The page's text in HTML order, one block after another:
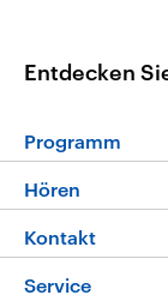
Entdecken
Programm
Programm
Die
Hören
Livestream
Kontakt
Service